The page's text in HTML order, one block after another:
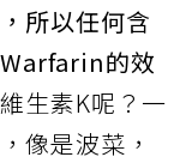
所以任何含
的效
生素K呢？一
像是波菜，